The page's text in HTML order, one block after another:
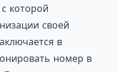
которой
своей
в
номер в